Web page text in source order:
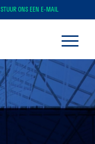
STUUR ONS EEN E-MAIL